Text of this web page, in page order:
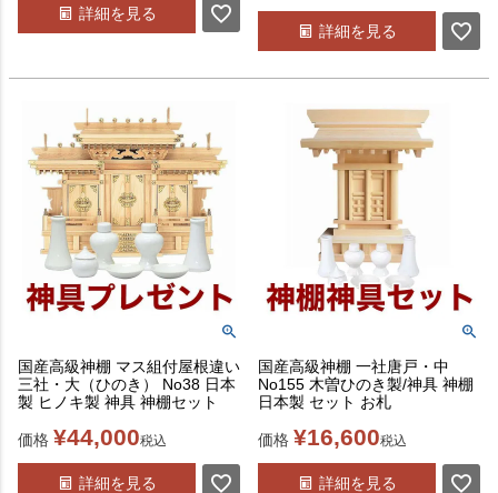
詳細を見る
詳細を見る
国産高級神棚 マス組付屋根違い
三社・大（ひのき） No38 日本
製 ヒノキ製 神具 神棚セット
価格 ¥44,000税込
詳細を見る
国産高級神棚 一社唐戸・中
No155 木曽ひのき製/神具 神棚
日本製 セット お札
価格 ¥16,600税込
詳細を見る